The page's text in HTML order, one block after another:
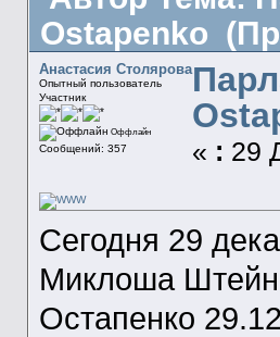
Ostapenko
Анастасия Столярова
Опытный пользователь
Участник
Оффлайн
Сообщений: 357 « : 29
Сегодня 29
Миклоша
Остапенко